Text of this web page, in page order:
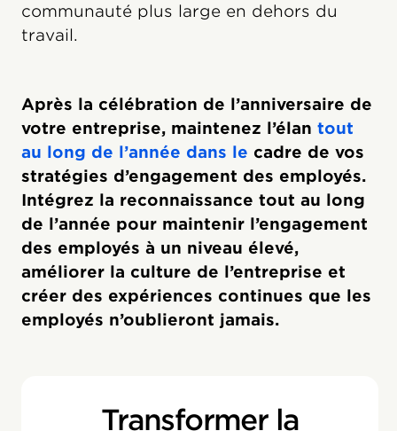
communauté plus large en dehors du
travail.
Après la célébration de l’anniversaire de
votre entreprise, maintenez l’élan tout
au long de l’année dans le cadre de vos
stratégies d’engagement des employés.
Intégrez la reconnaissance tout au long
de l’année pour maintenir l’engagement
des employés à un niveau élevé,
améliorer la culture de l’entreprise et
créer des expériences continues que les
employés n’oublieront jamais.
Transformer la